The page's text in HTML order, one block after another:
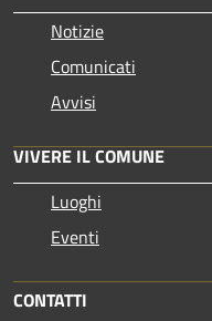
Notizie
Comunicati
Avvisi
VIVERE IL COMUNE
Luoghi
Eventi
CONTATTI